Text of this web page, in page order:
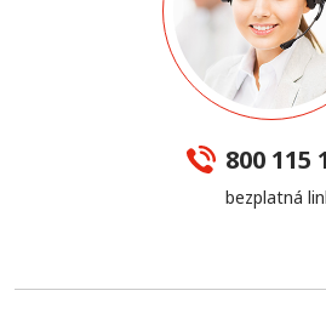
800 115
bezplatná